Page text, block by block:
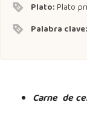
Plato:Plato
Palabra clave:
Carne de